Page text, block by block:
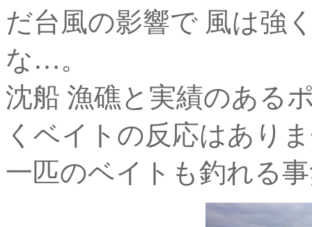
だ台風の影響で 風は強
な…。
沈船 漁礁と実績のある
くベイトの反応はあり
一匹のベイトも釣れる